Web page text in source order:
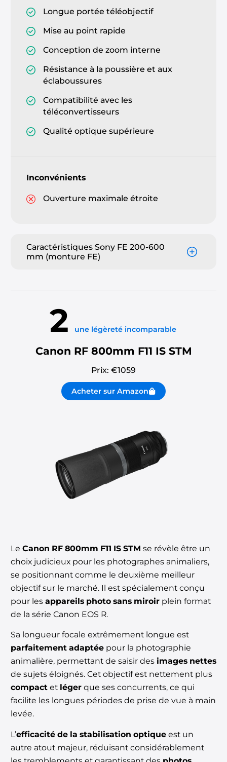
Longue portée téléobjectif
Mise au point rapide
Conception de zoom interne
Résistance à la poussière et aux
éclaboussures
Compatibilité avec les
téléconvertisseurs
Qualité optique supérieure
Inconvénients
Ouverture maximale étroite
Caractéristiques Sony FE 200-600
mm (monture FE)
2 une légèreté incomparable
Canon RF 800mm F11 IS STM
Prix: €1059
Acheter sur Amazon
Le Canon RF 800mm F11 IS STM se révèle être un
choix judicieux pour les photographes animaliers,
se positionnant comme le deuxième meilleur
objectif sur le marché. Il est spécialement conçu
pour les appareils photo sans miroir plein format
de la série Canon EOS R.
Sa longueur focale extrêmement longue est
parfaitement adaptée pour la photographie
animalière, permettant de saisir des images nettes
de sujets éloignés. Cet objectif est nettement plus
compact et léger que ses concurrents, ce qui
facilite les longues périodes de prise de vue à main
levée.
L’efficacité de la stabilisation optique est un
autre atout majeur, réduisant considérablement